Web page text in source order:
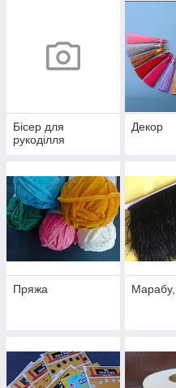
Бісер для
рукоділля
Декор
Пряжа Марабу,